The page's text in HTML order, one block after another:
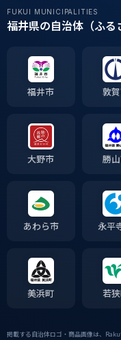
FUKUI MUNICIPALITIES
福井県の自治体（ふる
福井市 敦
大野市 勝
あわら市 永平
美浜町 若
掲載する自治体ロゴ・商品画像は、